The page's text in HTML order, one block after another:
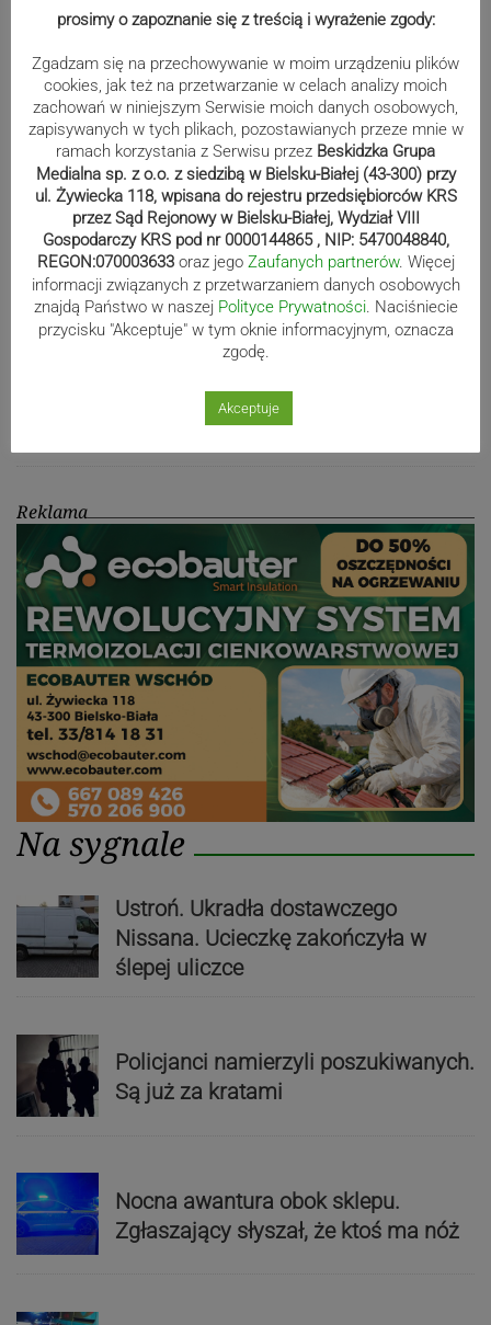
| ZDJĘCIA
Beniaminek ze spadkowiczem na
remis. Podbeskidzie – Lechia 2:2 |
ZDJĘCIA
Biało-zieloni nadal niepokonani.
Rekord – Stal 3:1 | ZDJĘCIA
Mistrzowie świata z MCK Żywiec!
Reklama
Na sygnale
Ustroń. Ukradła dostawczego
Nissana. Ucieczkę zakończyła w
ślepej uliczce
Policjanci namierzyli poszukiwanych.
Są już za kratami
Nocna awantura obok sklepu.
Zgłaszający słyszał, że ktoś ma nóż
prosimy o zapoznanie się z treścią i wyrażenie zgody:
Zgadzam się na przechowywanie w moim urządzeniu plików
cookies, jak też na przetwarzanie w celach analizy moich
zachowań w niniejszym Serwisie moich danych osobowych,
zapisywanych w tych plikach, pozostawianych przeze mnie w
ramach korzystania z Serwisu przez Beskidzka Grupa
Medialna sp. z o.o. z siedzibą w Bielsku-Białej (43-300) przy
ul. Żywiecka 118, wpisana do rejestru przedsiębiorców KRS
przez Sąd Rejonowy w Bielsku-Białej, Wydział VIII
Gospodarczy KRS pod nr 0000144865 , NIP: 5470048840,
REGON:070003633 oraz jego Zaufanych partnerów. Więcej
informacji związanych z przetwarzaniem danych osobowych
znajdą Państwo w naszej Polityce Prywatności. Naciśniecie
przycisku "Akceptuje" w tym oknie informacyjnym, oznacza
zgodę.
Akceptuje